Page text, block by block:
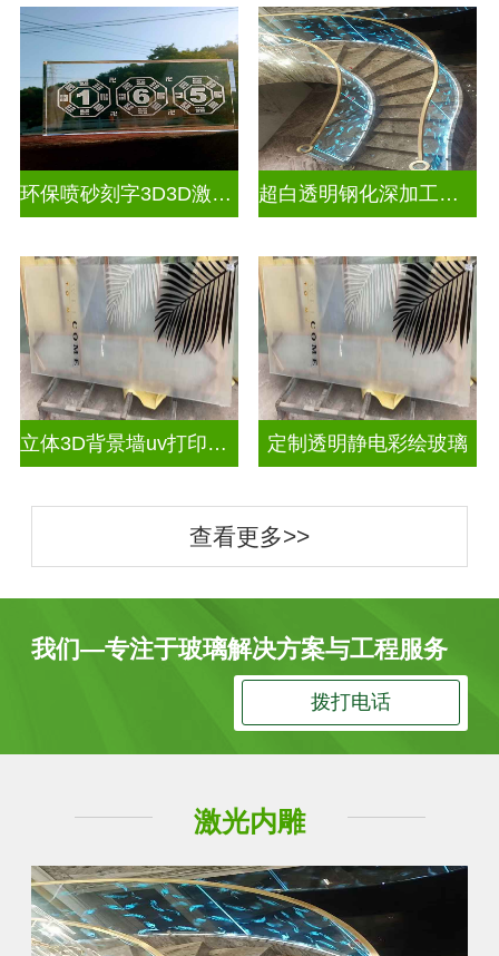
环保喷砂刻字3D3D激光内雕玻璃 超白透明钢化深加工激光内雕屏风
立体3D背景墙uv打印玻璃 定制透明静电彩绘玻璃
查看更多>>
我们—专注于玻璃解决方案与工程服务
拨打电话
激光内雕